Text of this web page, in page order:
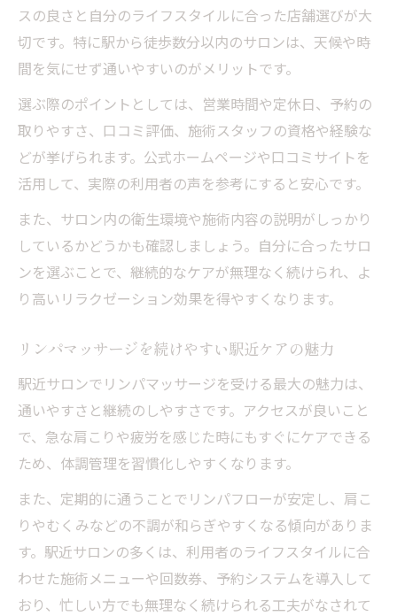
スの良さと自分のライフスタイルに合った店舗選びが大
切です。特に駅から徒歩数分以内のサロンは、天候や時
間を気にせず通いやすいのがメリットです。
選ぶ際のポイントとしては、営業時間や定休日、予約の
取りやすさ、口コミ評価、施術スタッフの資格や経験な
どが挙げられます。公式ホームページや口コミサイトを
活用して、実際の利用者の声を参考にすると安心です。
また、サロン内の衛生環境や施術内容の説明がしっかり
しているかどうかも確認しましょう。自分に合ったサロ
ンを選ぶことで、継続的なケアが無理なく続けられ、よ
り高いリラクゼーション効果を得やすくなります。
リンパマッサージを続けやすい駅近ケアの魅力
駅近サロンでリンパマッサージを受ける最大の魅力は、
通いやすさと継続のしやすさです。アクセスが良いこと
で、急な肩こりや疲労を感じた時にもすぐにケアできる
ため、体調管理を習慣化しやすくなります。
また、定期的に通うことでリンパフローが安定し、肩こ
りやむくみなどの不調が和らぎやすくなる傾向がありま
す。駅近サロンの多くは、利用者のライフスタイルに合
わせた施術メニューや回数券、予約システムを導入して
おり、忙しい方でも無理なく続けられる工夫がなされて